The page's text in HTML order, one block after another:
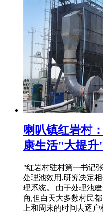
喇叭镇红岩村
康生活"大提升
"红岩村驻村第一书记
处理池效用,研究决定
理系统。 由于处理池
商,但白天大多数村民
上和周末的时间去逐户